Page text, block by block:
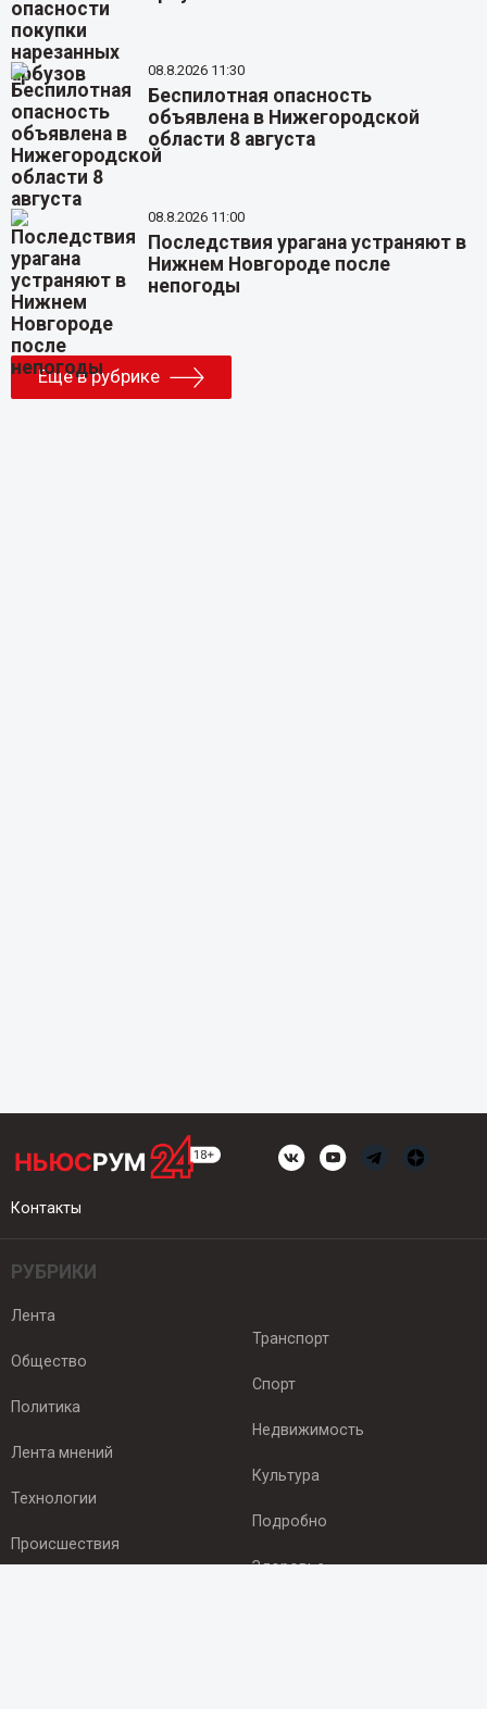
08.8.2026 11:30
Беспилотная опасность
объявлена в Нижегородской
области 8 августа
08.8.2026 11:00
Последствия урагана устраняют в
Нижнем Новгороде после
непогоды
Еще в рубрике
Контакты
РУБРИКИ
Лента
Общество
Политика
Лента мнений
Технологии
Происшествия
Транспорт
Спорт
Недвижимость
Культура
Подробно
Здоровье